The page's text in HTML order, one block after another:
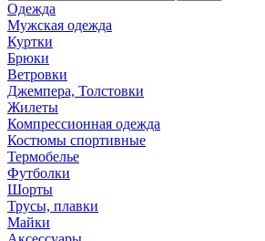
Одежда
Мужская одежда
Куртки
Брюки
Ветровки
Джемпера, Толстовки
Жилеты
Компрессионная одежда
Костюмы спортивные
Термобелье
Футболки
Шорты
Трусы, плавки
Майки